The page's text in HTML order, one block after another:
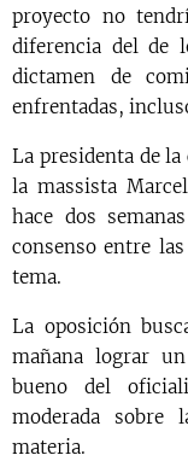
proyecto no
diferencia del de
dictamen de
enfrentadas,
La presidenta de
la massista
hace dos
consenso entre
tema.
La oposición
mañana lograr
bueno del
moderada sobre
materia.